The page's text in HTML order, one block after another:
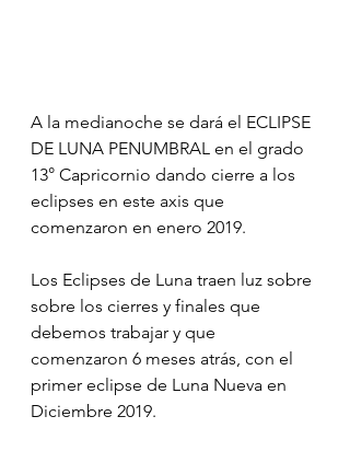
A la medianoche se dará el ECLIPSE
DE LUNA PENUMBRAL en el grado
13° Capricornio dando cierre a los
eclipses en este axis que
comenzaron en enero 2019.
Los Eclipses de Luna traen luz sobre
sobre los cierres y finales que
debemos trabajar y que
comenzaron 6 meses atrás, con el
primer eclipse de Luna Nueva en
Diciembre 2019.